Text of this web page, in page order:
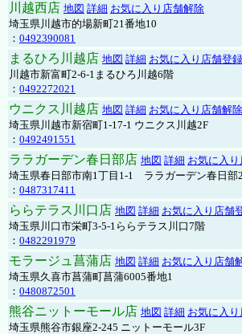
川越西店 地図 詳細 お気に入り店舗解除
埼玉県川越市的場新町21番地10
： 0492390081
まるひろ川越店 地図 詳細 お気に入り店舗登録
川越市新富町2-6-1まるひろ川越6階
： 0492272021
ウニクス川越店 地図 詳細 お気に入り店舗解除
埼玉県川越市新宿町1-17-1 ウニクス川越2F
： 0492491551
ララガーデン春日部店 地図 詳細 お気に入
埼玉県春日部市南1丁目1-1 ララガーデン春日部
： 0487317411
ららテラス川口店 地図 詳細 お気に入り店舗
埼玉県川口市栄町3-5-1ららテラス川口7階
： 0482291979
モラージュ菖蒲店 地図 詳細 お気に入り店舗
埼玉県久喜市菖蒲町菖蒲6005番地1
： 0480872501
熊谷ニットーモール店 地図 詳細 お気に入
埼玉県熊谷市銀座2-245 ニットーモール3F